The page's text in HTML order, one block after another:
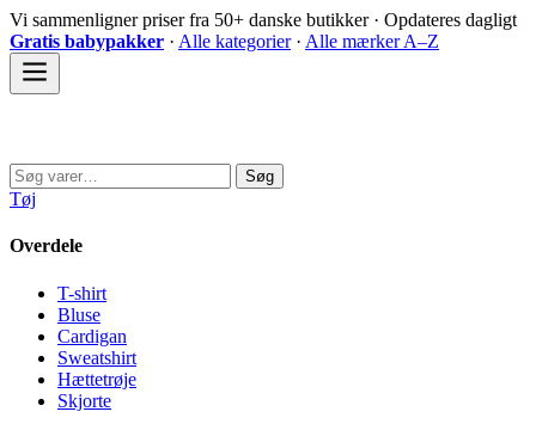
Spring
til
indhold
Vi sammenligner priser fra 50+ danske butikker · Opdateres dagligt
Gratis babypakker · Alle kategorier· Alle mærker A–Z
Søg
efter:
Søg
Tøj
Overdele
T-shirt
Bluse
Cardigan
Sweatshirt
Hættetrøje
Skjorte